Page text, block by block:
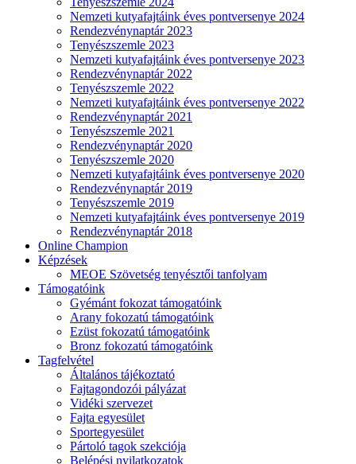
Nemzeti kutyafajtáink éves pontversenye 2024
Rendezvénynaptár 2023
Tenyészszemle 2023
Nemzeti kutyafajtáink éves pontversenye 2023
Rendezvénynaptár 2022
Tenyészszemle 2022
Nemzeti kutyafajtáink éves pontversenye 2022
Rendezvénynaptár 2021
Tenyészszemle 2021
Rendezvénynaptár 2020
Tenyészszemle 2020
Nemzeti kutyafajtáink éves pontversenye 2020
Rendezvénynaptár 2019
Tenyészszemle 2019
Nemzeti kutyafajtáink éves pontversenye 2019
Rendezvénynaptár 2018
Online Champion
Képzések
MEOE Szövetség tenyésztői tanfolyam
Támogatóink
Gyémánt fokozat támogatóink
Arany fokozatú támogatóink
Ezüst fokozatú támogatóink
Bronz fokozatú támogatóink
Tagfelvétel
Általános tájékoztató
Fajtagondozói pályázat
Vidéki szervezet
Fajta egyesület
Sportegyesület
Pártoló tagok szekciója
Belépési nyilatkozatok